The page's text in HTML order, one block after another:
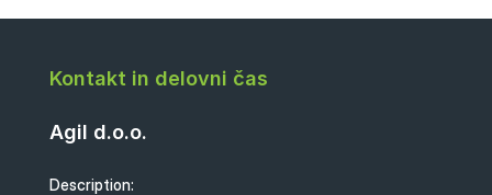
Kontakt in delovni čas
Agil d.o.o.
Description: